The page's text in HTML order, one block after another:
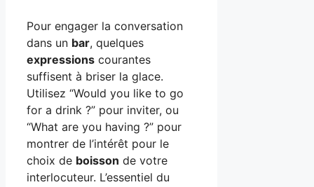
Pour engager la conversation
dans un bar, quelques
expressions courantes
suffisent à briser la glace.
Utilisez “Would you like to go
for a drink ?” pour inviter, ou
“What are you having ?” pour
montrer de l’intérêt pour le
choix de boisson de votre
interlocuteur. L’essentiel du